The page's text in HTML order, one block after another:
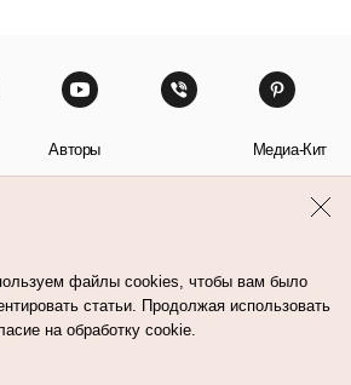
Авторы Медиа-Кит
файлы cookies, чтобы вам было
статьи. Продолжая использовать
на обработку cookie.